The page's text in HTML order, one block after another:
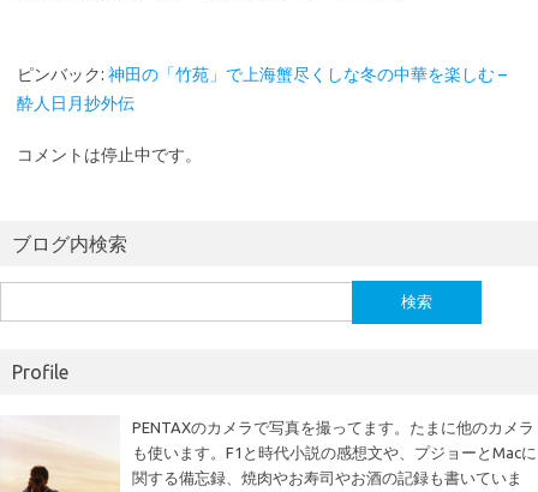
ピンバック: 神田の「竹苑」で上海蟹尽くしな冬の中華を楽しむ –
酔人日月抄外伝
コメントは停止中です。
ブログ内検索
索:
Profile
PENTAXのカメラで写真を撮ってます。たまに他のカメラ
も使います。F1と時代小説の感想文や、プジョーとMacに
関する備忘録、焼肉やお寿司やお酒の記録も書いていま